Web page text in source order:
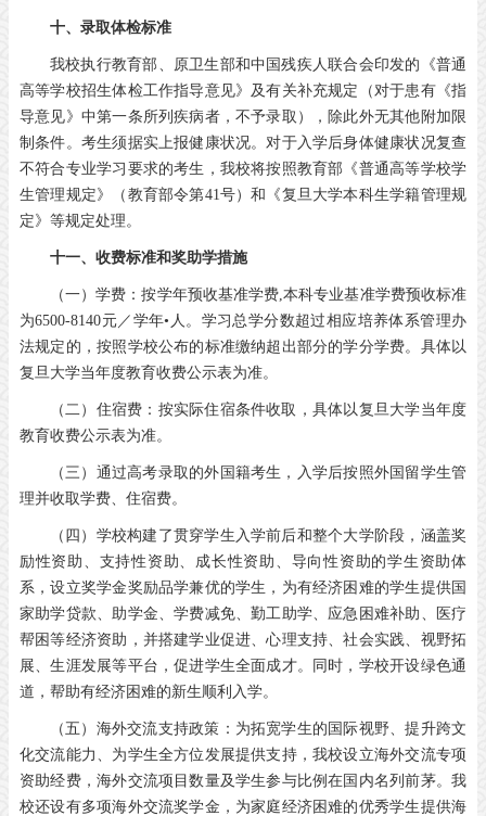
十、录取体检标准
我校执行教育部、原卫生部和中国残疾人联合会印发的《普通
高等学校招生体检工作指导意见》及有关补充规定（对于患有《指
导意见》中第一条所列疾病者，不予录取），除此外无其他附加限
制条件。考生须据实上报健康状况。对于入学后身体健康状况复查
不符合专业学习要求的考生，我校将按照教育部《普通高等学校学
生管理规定》（教育部令第41号）和《复旦大学本科生学籍管理规
定》等规定处理。
十一、收费标准和奖助学措施
（一）学费：按学年预收基准学费,本科专业基准学费预收标准
为6500-8140元／学年•人。学习总学分数超过相应培养体系管理办
法规定的，按照学校公布的标准缴纳超出部分的学分学费。具体以
复旦大学当年度教育收费公示表为准。
（二）住宿费：按实际住宿条件收取，具体以复旦大学当年度
教育收费公示表为准。
（三）通过高考录取的外国籍考生，入学后按照外国留学生管
理并收取学费、住宿费。
（四）学校构建了贯穿学生入学前后和整个大学阶段，涵盖奖
励性资助、支持性资助、成长性资助、导向性资助的学生资助体
系，设立奖学金奖励品学兼优的学生，为有经济困难的学生提供国
家助学贷款、助学金、学费减免、勤工助学、应急困难补助、医疗
帮困等经济资助，并搭建学业促进、心理支持、社会实践、视野拓
展、生涯发展等平台，促进学生全面成才。同时，学校开设绿色通
道，帮助有经济困难的新生顺利入学。
（五）海外交流支持政策：为拓宽学生的国际视野、提升跨文
化交流能力、为学生全方位发展提供支持，我校设立海外交流专项
资助经费，海外交流项目数量及学生参与比例在国内名列前茅。我
校还设有多项海外交流奖学金，为家庭经济困难的优秀学生提供海